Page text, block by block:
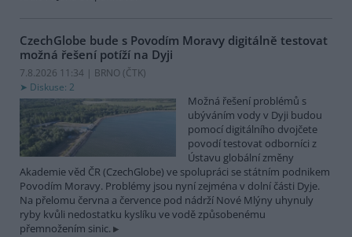
CzechGlobe bude s Povodím Moravy digitálně testovat
možná řešení potíží na Dyji
7.8.2026 11:34 | BRNO (ČTK)
Diskuse: 2
Možná řešení problémů s
ubýváním vody v Dyji budou
pomocí digitálního dvojčete
povodí testovat odborníci z
Ústavu globální změny
Akademie věd ČR (CzechGlobe) ve spolupráci se státním podnikem
Povodím Moravy. Problémy jsou nyní zejména v dolní části Dyje.
Na přelomu června a července pod nádrží Nové Mlýny uhynuly
ryby kvůli nedostatku kyslíku ve vodě způsobenému
přemnožením sinic.